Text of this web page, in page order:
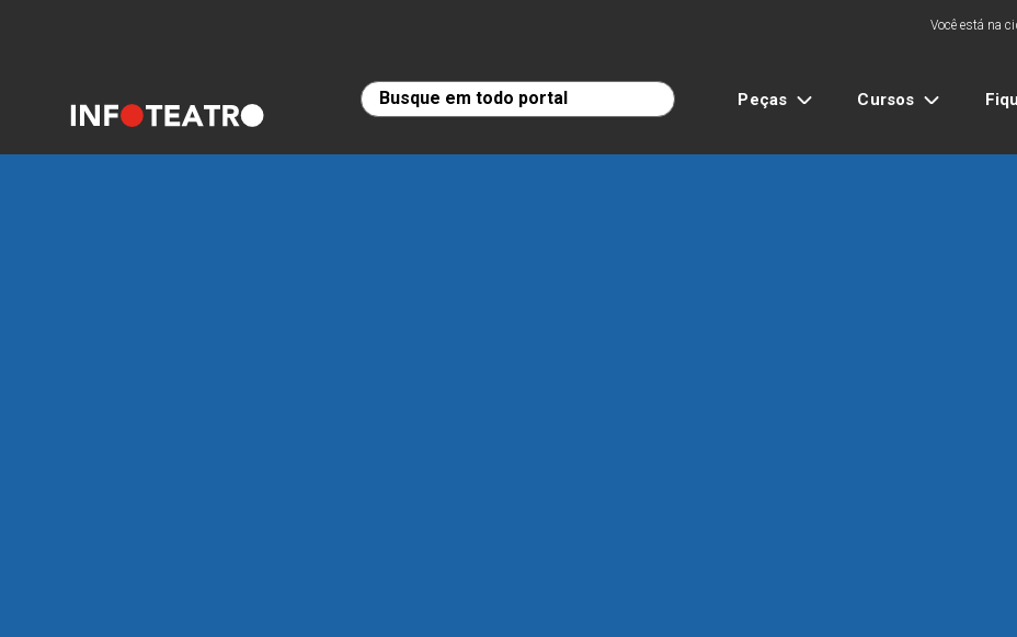
Você está na
Peças Cursos